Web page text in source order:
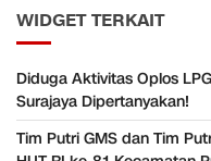
WIDGET TERKAIT
Diduga Aktivitas Oplos
Surajaya Dipertanyakan!
Tim Putri GMS dan Tim